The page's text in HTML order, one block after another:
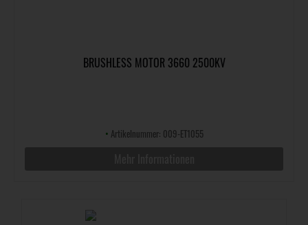
BRUSHLESS MOTOR 3660 2500KV
• Artikelnummer: 009-ET1055